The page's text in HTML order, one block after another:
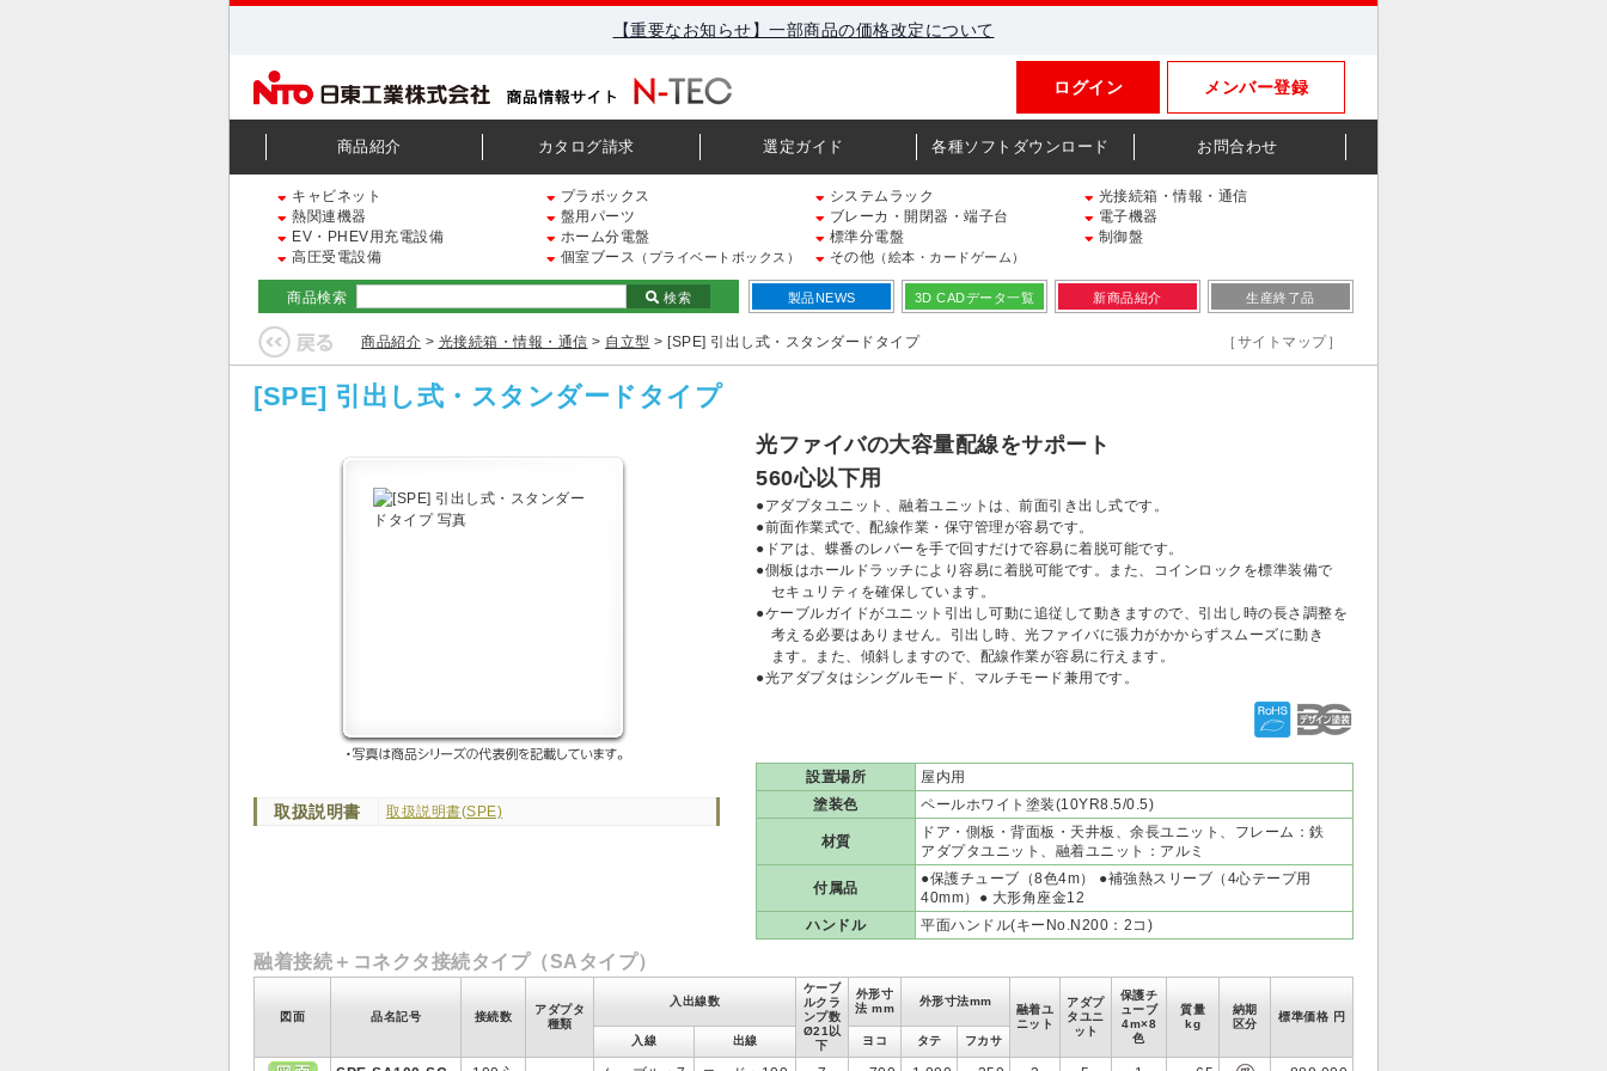
【重要なお知らせ】一部商品の価格改定について
メンバー登録
ログイン
商品紹介 カタログ請求 選定ガイド 各種ソフトダウンロード お問合わせ
キャビネット プラボックス システムラック
光接続箱・情報・通信
熱関連機器
盤用パーツ ブレーカ・開閉器・端子台
電子機器
EV・PHEV用充電設備
ホーム分電盤 標準分電盤
制御盤
高圧受電設備
個室ブース （プライベートボックス） その他 （絵本・カードゲーム）
商品検索 検索 製品NEWS 3D CADデータ一覧 新商品紹介 生産終了品
商品紹介 > 光接続箱・情報・通信 > 自立型 > [SPE] 引出し式・スタンダードタイプ ［サイトマップ］
[SPE] 引出し式・スタンダードタイプ
取扱説明書 取扱説明書(SPE)
光ファイバの大容量配線をサポート
560心以下用
●アダプタユニット、融着ユニットは、前面引き出し式です。
●前面作業式で、配線作業・保守管理が容易です。
●ドアは、蝶番のレバーを手で回すだけで容易に着脱可能です。
●側板はホールドラッチにより容易に着脱可能です。また、コインロックを標準装備で
セキュリティを確保しています。
●ケーブルガイドがユニット引出し可動に追従して動きますので、引出し時の長さ調整を
考える必要はありません。引出し時、光ファイバに張力がかからずスムーズに動き
ます。また、傾斜しますので、配線作業が容易に行えます。
●光アダプタはシングルモード、マルチモード兼用です。
設置場所
屋内用
塗装色
ペールホワイト塗装(10YR8.5/0.5)
材質
ドア・側板・背面板・天井板、余長ユニット、フレーム：鉄
アダプタユニット、融着ユニット：アルミ
付属品
●保護チューブ（8色4m） ●補強熱スリーブ（4心テープ用
40mm）● 大形角座金12
ハンドル
平面ハンドル(キーNo.N200：2コ)
融着接続＋コネクタ接続タイプ（SAタイプ）
図面 品名記号 接続数
アダプタ
種類
入出線数
ケーブ
ルクラ
ンプ数
Ø21以
下
外形寸
法 mm
外形寸法mm
融着ユ
ニット
アダプ
タユニ
ット
保護チ
ューブ
4m×8
色
質量
kg
納期
区分
標準価格 円
入線
出線 ヨコ タテ フカサ